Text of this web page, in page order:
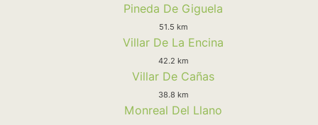
Pineda De Giguela
51.5 km
Villar De La Encina
42.2 km
Villar De Cañas
38.8 km
Monreal Del Llano